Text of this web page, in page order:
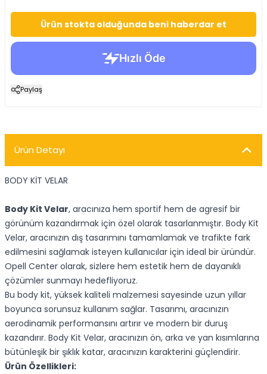
Ürün stokta olduğunda beni haberdar et
Paylaş
Ürün Detayı
BODY KİT VELAR
Body Kit Velar, aracınıza hem sportif hem de agresif bir
görünüm kazandırmak için özel olarak tasarlanmıştır. Body Kit
Velar, aracınızın dış tasarımını tamamlamak ve trafikte fark
edilmesini sağlamak isteyen kullanıcılar için ideal bir üründür.
Opell Center olarak, sizlere hem estetik hem de dayanıklı
çözümler sunmayı hedefliyoruz.
Bu body kit, yüksek kaliteli malzemesi sayesinde uzun yıllar
boyunca sorunsuz kullanım sağlar. Tasarımı, aracınızın
aerodinamik performansını artırır ve modern bir duruş
kazandırır. Body Kit Velar, aracınızın ön, arka ve yan kısımlarına
bütünleşik bir şıklık katar, aracınızın karakterini güçlendirir.
Ürün Özellikleri: